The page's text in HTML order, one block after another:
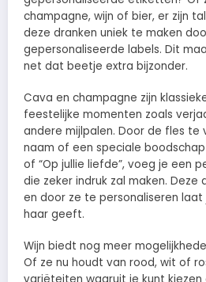
champagne, wijn of bier, er zijn
deze dranken uniek te maken
gepersonaliseerde labels. Dit
net dat beetje extra bijzonder.
Cava en champagne zijn
feestelijke momenten zoals
andere mijlpalen. Door de fles te
naam of een speciale
of “Op jullie liefde”, voeg je een
die zeker indruk zal maken. Deze
en door ze te personaliseren
haar geeft.
Wijn biedt nog meer
Of ze nu houdt van rood, wit of